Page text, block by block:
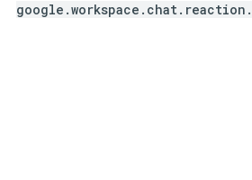
google .workspace . chat. reaction .